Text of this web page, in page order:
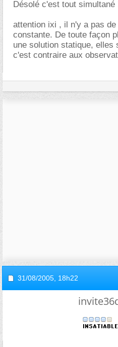
Désolé c'est tout simultané
attention ixi , il n'y a pas
constante. De toute façon
une solution statique, elles
c'est contraire aux
31/08/2005, 18h22